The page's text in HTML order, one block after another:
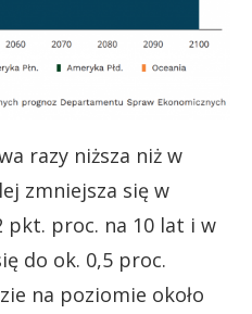
razy niższa niż w
zmniejsza się w
pkt. proc. na 10 lat i w
do ok. 0,5 proc.
na poziomie około